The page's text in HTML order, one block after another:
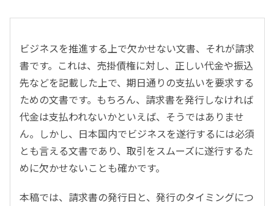
CRM／営業支援／Eコマース
DX（2025年の崖）／クラウドコンピューティング
データ分析／BI
ガバナンス／リスク管理
BPR／業務改善
ビジネスを推進する上で欠かせない文書、それが請求
書です。これは、売掛債権に対し、正しい代金や振込
先などを記載した上で、期日通りの支払いを要求する
ための文書です。もちろん、請求書を発行しなければ
代金は支払われないかといえば、そうではありませ
ん。しかし、日本国内でビジネスを遂行するには必須
とも言える文書であり、取引をスムーズに遂行するた
めに欠かせないことも確かです。
本稿では、請求書の発行日と、発行のタイミングにつ